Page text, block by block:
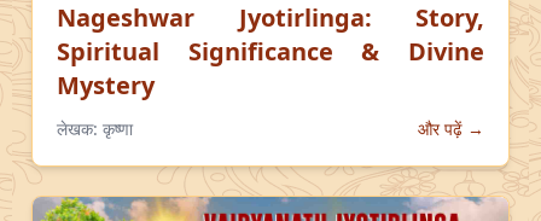
Nageshwar Jyotirlinga: Story,
Spiritual Significance & Divine
Mystery
लेखक: कृष्णा और पढ़ें →